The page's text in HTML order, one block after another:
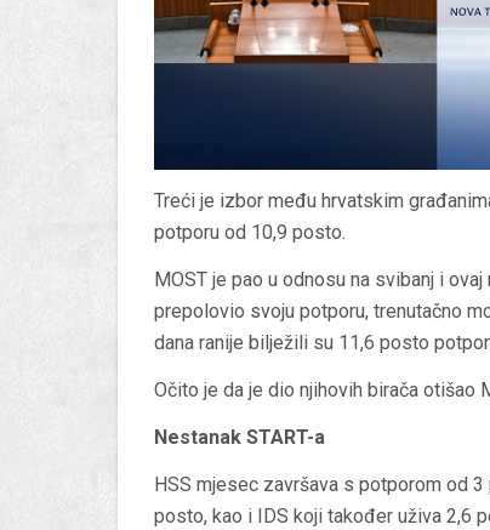
Treći je izbor među hrvatskim
potporu od 10,9 posto.
MOST je pao u odnosu na svibanj i
prepolovio svoju potporu, trenutačno
dana ranije bilježili su 11,6 posto
Očito je da je dio njihovih birača otišao
Nestanak START-a
HSS mjesec završava s potporom od
posto, kao i IDS koji također uživa 2,6